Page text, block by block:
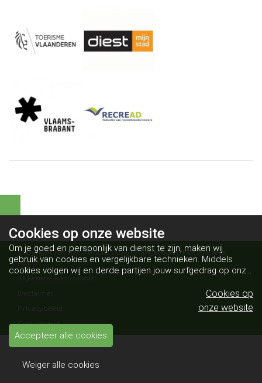
Copyright Het Swinnenbos 2026 - Aangeboden doorBusiness
Apps
Algemene voorwaarden
Disclaimer
Privacybeleid
Cookiebeleid
Cookies op onze website
Om je goed en persoonlijk van dienst te zijn, maken wij
gebruik van cookies en vergelijkbare technieken. Middels
cookies volgen wij en derde partijen jouw surfgedrag op onze
website. Hiermee tonen wij gepersonaliseerde advertenties
en dit maakt het voor jou mogelijk om informatie te delen via
social media.
Cookies op
onze website
Accepteer alle cookies
Weiger alle cookies